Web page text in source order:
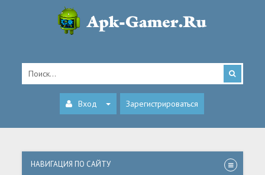
Вход Зарегистрироваться
НАВИГАЦИЯ ПО САЙТУ